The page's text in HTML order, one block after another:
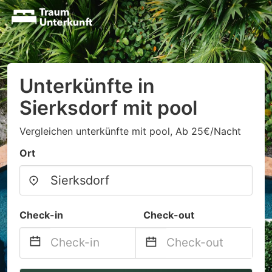
Unterkünfte in
Sierksdorf mit pool
Vergleichen unterkünfte mit pool, Ab 25€/Nacht
Ort
Check-in Check-out
Navigate
Navigate